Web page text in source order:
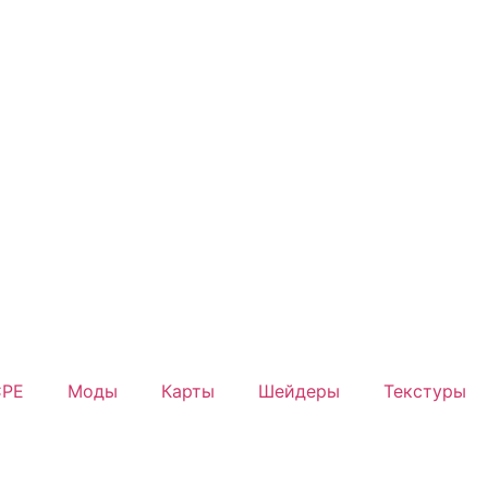
Моды Карты Шейдеры Текстуры